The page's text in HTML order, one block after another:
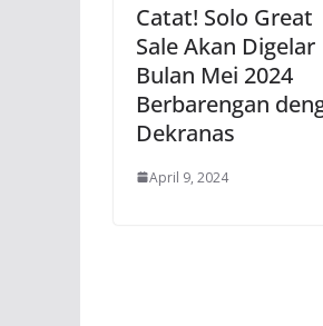
Catat! Solo Great
Sale Akan Digelar
Bulan Mei 2024
Berbarengan
Dekranas
April 9, 2024